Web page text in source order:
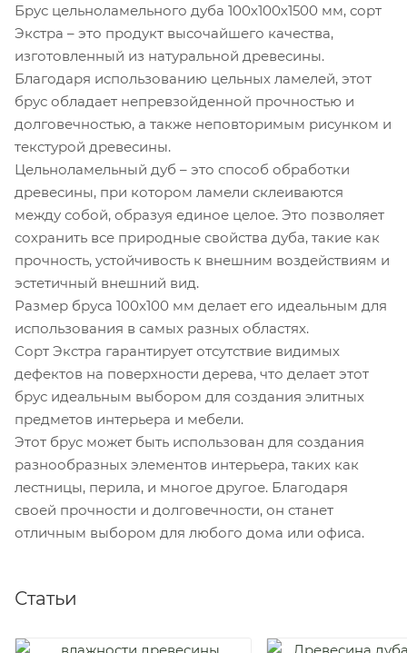
Брус цельноламельного дуба 100х100х1500 мм, сорт
Экстра – это продукт высочайшего качества,
изготовленный из натуральной древесины.
Благодаря использованию цельных ламелей, этот
брус обладает непревзойденной прочностью и
долговечностью, а также неповторимым рисунком и
текстурой древесины.
Цельноламельный дуб – это способ обработки
древесины, при котором ламели склеиваются
между собой, образуя единое целое. Это позволяет
сохранить все природные свойства дуба, такие как
прочность, устойчивость к внешним воздействиям и
эстетичный внешний вид.
Размер бруса 100x100 мм делает его идеальным для
использования в самых разных областях.
Сорт Экстра гарантирует отсутствие видимых
дефектов на поверхности дерева, что делает этот
брус идеальным выбором для создания элитных
предметов интерьера и мебели.
Этот брус может быть использован для создания
разнообразных элементов интерьера, таких как
лестницы, перила, и многое другое. Благодаря
своей прочности и долговечности, он станет
отличным выбором для любого дома или офиса.
Статьи